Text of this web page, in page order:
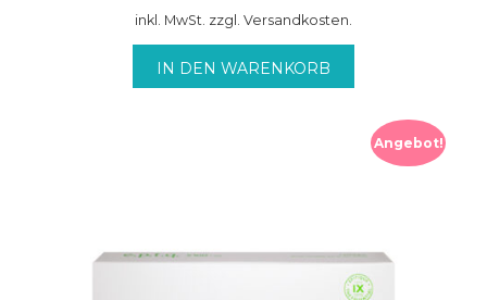
war:
45,22€
ist:
36,89€.
inkl. MwSt. zzgl. Versandkosten.
IN DEN WARENKORB
Angebot!